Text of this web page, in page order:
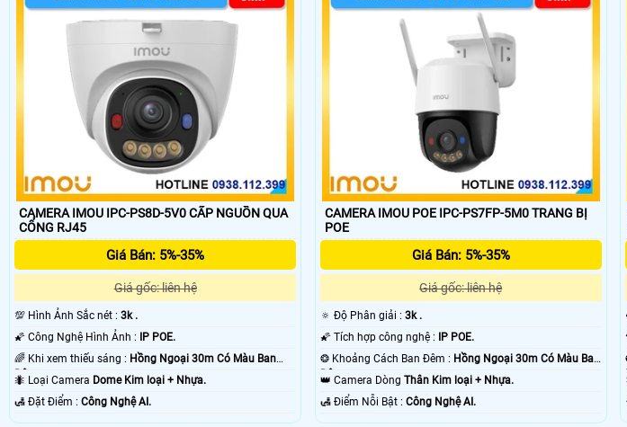
CAMERA IMOU IPC-PS8D-5V0 CẤP NGUỒN QUA
CỔNG RJ45
Giá Bán: 5%-35%
Giá gốc: liên hệ
💯 Hình Ảnh Sắc nét : 3k .
🌠 Công Nghệ Hình Ảnh :
IP POE.
🌈 Khi xem thiếu sáng : Hồng Ngoại 30m Có Màu Ban
Ðêm.🐜 Loại Camera Dome Kim loại + Nhựa.
️🛃 Đặt Điểm : Công Nghệ AI.
CAMERA IMOU POE IPC-PS7FP-5M0 TRANG BỊ
POE
Giá Bán: 5%-35%
Giá gốc: liên hệ
🔅 Độ Phân giải : 3k .
🌠 Tích hợp công nghệ :
IP POE.
❂ Khoảng Cách Ban Đêm : Hồng Ngoại 30m Có Màu Ban
Ðêm.👑 Camera Dòng Thân Kim loại + Nhựa.
️🛃 Điểm Nỗi Bật : Công Nghệ AI.